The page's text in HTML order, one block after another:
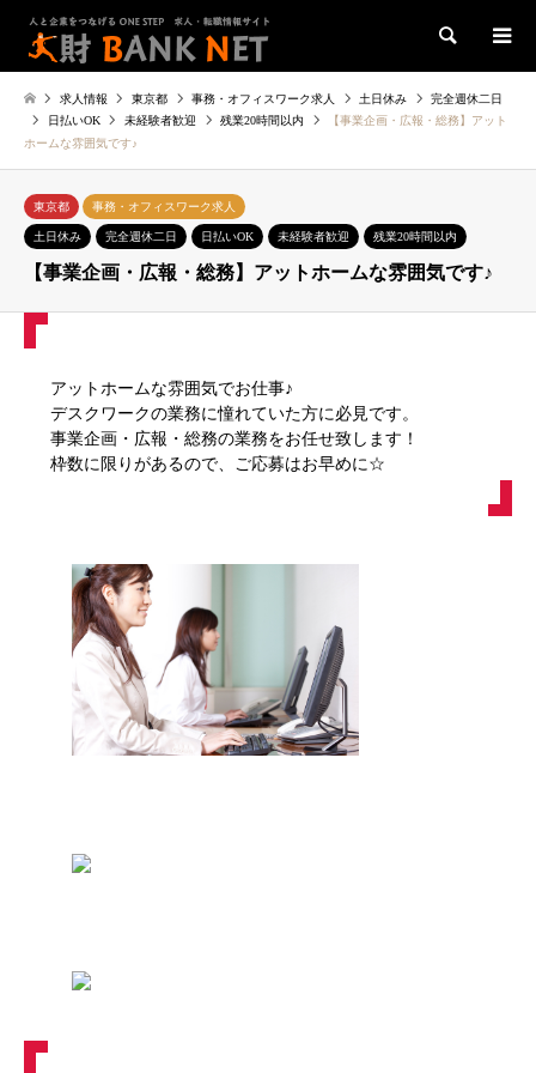
検索
求人情報 東京都 事務・オフィスワーク求人 土日休み
完全週休二日
日払いOK
未経験者歓迎 残業20時間以内
【事業企画・広報・総務】アット
ホームな雰囲気です♪
東京都 事務・オフィスワーク求人
土日休み 完全週休二日 日払いOK 未経験者歓迎 残業20時間以内
【事業企画・広報・総務】アットホームな雰囲気です♪
アットホームな雰囲気でお仕事♪
デスクワークの業務に憧れていた方に必見です。
事業企画・広報・総務の業務をお任せ致します！
枠数に限りがあるので、ご応募はお早めに☆